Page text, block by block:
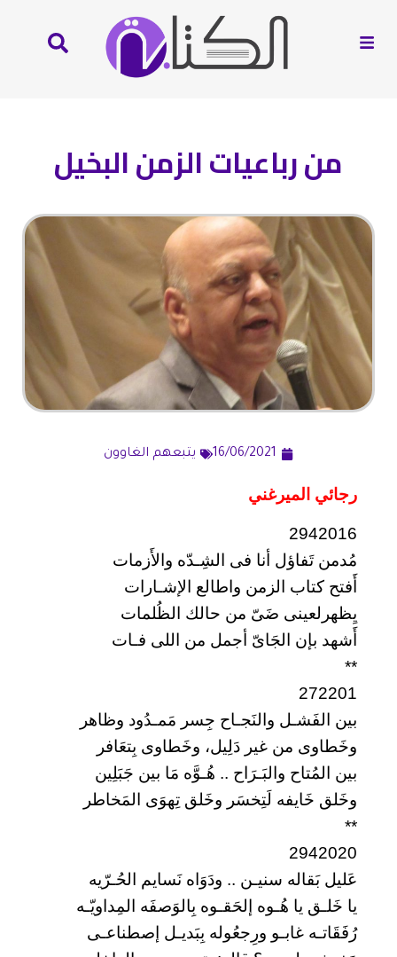
من رباعيات الزمن البخيل
16/06/2021 يتبعهم الغاوون
رجائي الميرغني
2942016
مُدمن تَفاؤل أنا فى الشِـدّه والأَزمات
أَفتح كتاب الزمن واطالع الإشـارات
يِظهرلعينى ضَىّ من حالك الظُلمات
أَشهد بإن الجَاىّ أجمل من اللى فـات
**
272201
بين الفَشـل والنَجـاح جِسر مَمـدُود وظاهر
وخَطاوى من غير دَلِيل، وخَطاوى بِتعَافر
بين المُتاح والبَـرَاح .. هُـوَّه مَا بين جَبَلِين
وخَلق خَايفه لَتِخسَر وخَلق تِهوَى المَخاطر
**
2942020
عَليل بَقاله سنيـن .. ودَوَاه نَسايم الحُـرّيه
يا خَلـق يا هُـوه إلحَقـوه بِالوَصفَه المِداويّـه
رُفَقَاتـه غابـو ورِجعُوله بِبَديـل إصطناعـى